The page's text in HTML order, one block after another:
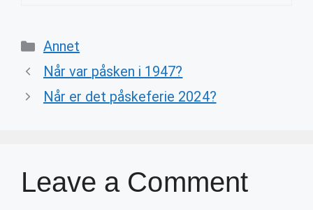
Categories
Annet
Når var påsken i 1947?
Når er det påskeferie 2024?
Leave a Comment